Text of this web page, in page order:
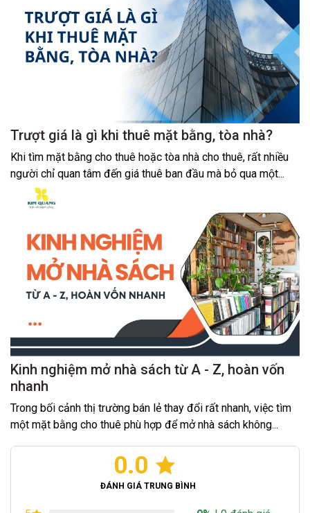
Trượt giá là gì khi thuê mặt bằng, tòa nhà?
Khi tìm mặt bằng cho thuê hoặc tòa nhà cho thuê, rất nhiều
người chỉ quan tâm đến giá thuê ban đầu mà bỏ qua một...
Kinh nghiệm mở nhà sách từ A - Z, hoàn vốn
nhanh
Trong bối cảnh thị trường bán lẻ thay đổi rất nhanh, việc tìm
một mặt bằng cho thuê phù hợp để mở nhà sách không...
0.0
ĐÁNH GIÁ TRUNG BÌNH